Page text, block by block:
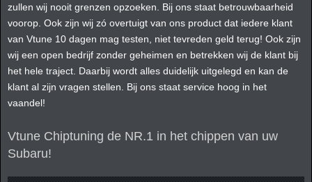
zullen wij nooit grenzen opzoeken. Bij ons staat betrouwbaarheid
voorop. Ook zijn wij zó overtuigt van ons product dat iedere klant
van Vtune 10 dagen mag testen, niet tevreden geld terug! Ook zijn
wij een open bedrijf zonder geheimen en betrekken wij de klant bij
het hele traject. Daarbij wordt alles duidelijk uitgelegd en kan de
klant al zijn vragen stellen. Bij ons staat service hoog in het
vaandel!
Vtune Chiptuning de NR.1 in het chippen van uw
Subaru!